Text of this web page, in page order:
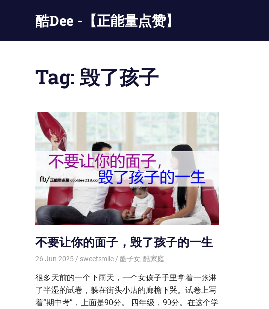
酷Dee -【正能量点赞】
酷
只
酷
Tag: 毁了孩子
不要让你的面子，毁了孩子的一生
26 Jun 2025 sweetsmile 酷子女, 酷家庭
很多天前的一个下雨天，一个女孩子手里拿着一张淋
了半湿的试卷，躲在街头小店的廊檐下哭。试卷上写
着“期中考”，上面是90分。 四年级，90分。在这个学